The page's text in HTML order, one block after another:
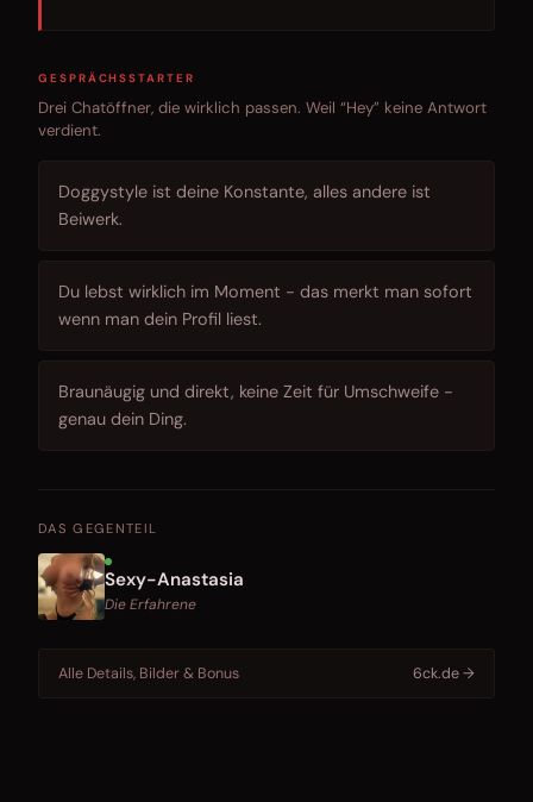
GESPRÄCHSSTARTER
Drei Chatöffner, die wirklich passen. Weil “Hey” keine Antwort
verdient.
Doggystyle ist deine Konstante, alles andere ist
Beiwerk.
Du lebst wirklich im Moment - das merkt man sofort
wenn man dein Profil liest.
Braunäugig und direkt, keine Zeit für Umschweife -
genau dein Ding.
DAS GEGENTEIL
Sexy-Anastasia
Die Erfahrene
Alle Details, Bilder & Bonus 6ck.de →